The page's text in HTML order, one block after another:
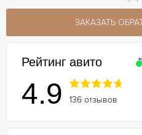
ЗАКАЗАТЬ
Рейтинг авито
4.9 136 отзывов